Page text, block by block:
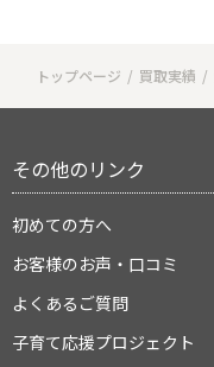
トップページ 買取実績
その他のリンク
初めての方へ
お客様のお声・口コミ
よくあるご質問
子育て応援プロジェクト